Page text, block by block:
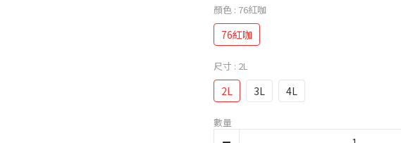
顏色 : 76紅咖
76紅咖
尺寸 : 2L
2L 3L 4L
數量